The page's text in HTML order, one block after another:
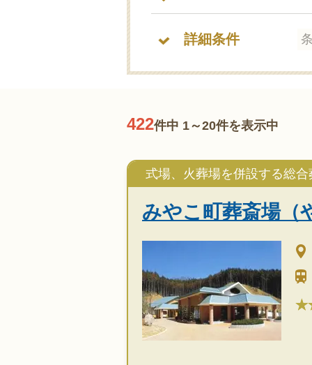
詳細条件
422件中 1～20件を表示中
式場、火葬場を併設する総
みやこ町葬斎場（